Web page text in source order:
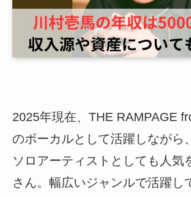
2025年現在、THE RAMPAGE
のボーカルとして活躍しながら
ソロアーティストとしても人気
さん。幅広いジャンルで活躍し